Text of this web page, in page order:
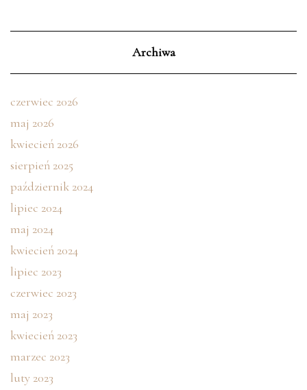
Archiwa
czerwiec 2026
maj 2026
kwiecień 2026
sierpień 2025
październik 2024
lipiec 2024
maj 2024
kwiecień 2024
lipiec 2023
czerwiec 2023
maj 2023
kwiecień 2023
marzec 2023
luty 2023